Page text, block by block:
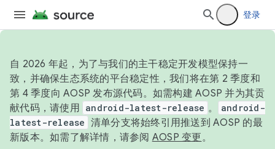
登录
自 2026 年起，为了与我们的主干稳定开发模型保持一
致，并确保生态系统的平台稳定性，我们将在第 2 季度和
第 4 季度向 AOSP 发布源代码。如需构建 AOSP 并为其贡
献代码，请使用 android-latest-release 。
android-
latest-release 清单分支将始终引用推送到 AOSP 的最
新版本。如需了解详情，请参阅 AOSP 变更。